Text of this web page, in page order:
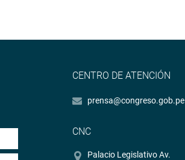
CENTRO DE ATENCIÓN
prensa@congreso.gob.pe
CNC
Palacio Legislativo Av.